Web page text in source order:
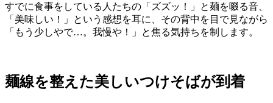
すでに食事をしている人たちの「ズズッ！」と麺を啜る音、
「美味しい！」という感想を耳に、その背中を目で見ながら
「もう少しやで…。我慢や！」と焦る気持ちを制します。
麺線を整えた美しいつけそばが到着